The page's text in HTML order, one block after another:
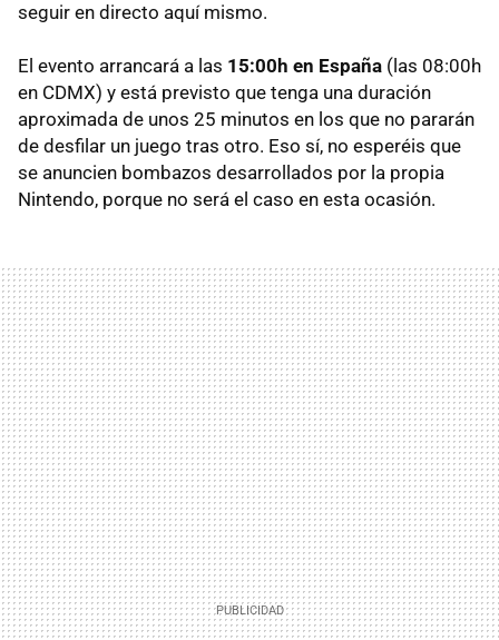
seguir en directo aquí mismo.
El evento arrancará a las 15:00h en España (las 08:00h
en CDMX) y está previsto que tenga una duración
aproximada de unos 25 minutos en los que no pararán
de desfilar un juego tras otro. Eso sí, no esperéis que
se anuncien bombazos desarrollados por la propia
Nintendo, porque no será el caso en esta ocasión.